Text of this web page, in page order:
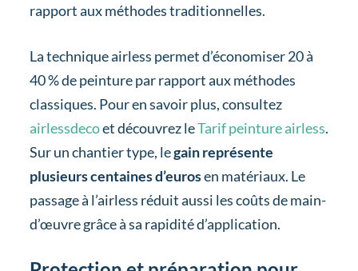
rapport aux méthodes traditionnelles.
La technique airless permet d’économiser 20 à
40 % de peinture par rapport aux méthodes
classiques. Pour en savoir plus, consultez
airlessdecoet découvrez leTarif peinture airless.
Sur un chantier type, legain représente
plusieurs centaines d’eurosen matériaux. Le
passage à l’airless réduit aussi les coûts de main-
d’œuvre grâce à sa rapidité d’application.